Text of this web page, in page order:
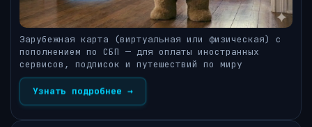
Зарубежная карта (виртуальная или физическая) с
пополнением по СБП — для оплаты иностранных
сервисов, подписок и путешествий по миру
Узнать подробнее →